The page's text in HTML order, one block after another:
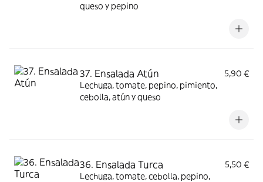
queso y pepino
37. Ensalada Atún
5,90 €
Lechuga, tomate, pepino, pimiento,
cebolla, atún y queso
36. Ensalada Turca
5,50 €
Lechuga, tomate, cebolla, pepino,